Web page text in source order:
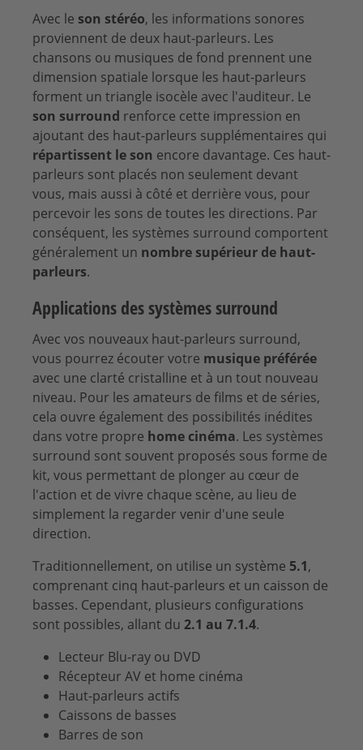
Avec le son stéréo, les informations sonores
proviennent de deux haut-parleurs. Les
chansons ou musiques de fond prennent une
dimension spatiale lorsque les haut-parleurs
forment un triangle isocèle avec l'auditeur. Le
son surround renforce cette impression en
ajoutant des haut-parleurs supplémentaires qui
répartissent le son encore davantage. Ces haut-
parleurs sont placés non seulement devant
vous, mais aussi à côté et derrière vous, pour
percevoir les sons de toutes les directions. Par
conséquent, les systèmes surround comportent
généralement un nombre supérieur de haut-
parleurs.
Applications des systèmes surround
Avec vos nouveaux haut-parleurs surround,
vous pourrez écouter votre musique préférée
avec une clarté cristalline et à un tout nouveau
niveau. Pour les amateurs de films et de séries,
cela ouvre également des possibilités inédites
dans votre propre home cinéma. Les systèmes
surround sont souvent proposés sous forme de
kit, vous permettant de plonger au cœur de
l'action et de vivre chaque scène, au lieu de
simplement la regarder venir d'une seule
direction.
Traditionnellement, on utilise un système 5.1,
comprenant cinq haut-parleurs et un caisson de
basses. Cependant, plusieurs configurations
sont possibles, allant du 2.1 au 7.1.4.
Lecteur Blu-ray ou DVD
Récepteur AV et home cinéma
Haut-parleurs actifs
Caissons de basses
Barres de son